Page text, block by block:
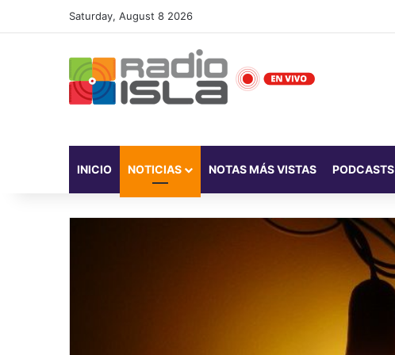
Saturday, August 8 2026
INICIO NOTICIAS NOTAS MÁS VISTAS PODCASTS